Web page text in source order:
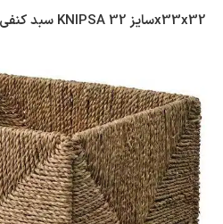
سبد کنفی ایکیا KNIPSA سایز 32x33x32